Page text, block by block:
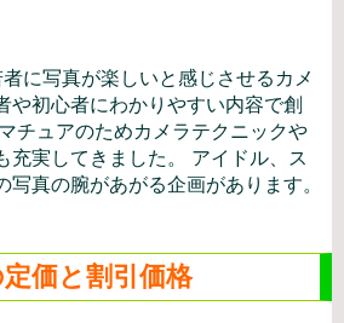
者に写真が楽しいと感じさせるカメ
や初心者にわかりやすい内容で創
チュアのためカメラテクニックや
充実してきました。 アイドル、ス
写真の腕があがる企画があります。
価と割引価格